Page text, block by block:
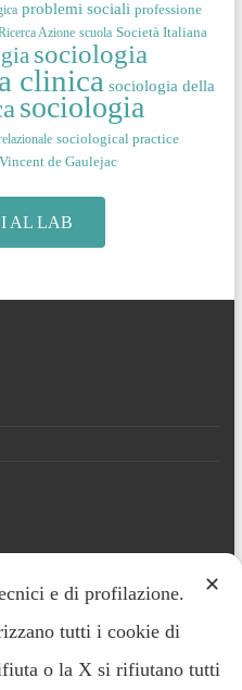
problemi sociali professione
Azione scuola Società Italiana
sociologia
clinica sociologia della
sociologia
sociological practice
Vincent de Gaulejac
AL LAB
✕
e di profilazione.
tutti i cookie di
o la X si rifiutano tutti